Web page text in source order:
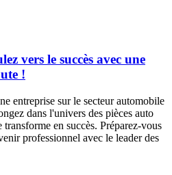
vers le succès avec une
!
entreprise sur le secteur automobile
dans l'univers des pièces auto
en succès. Préparez-vous
professionnel avec le leader des